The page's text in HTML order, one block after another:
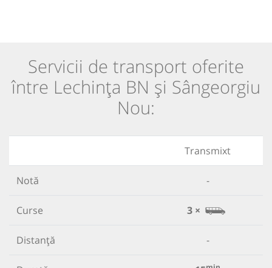
Servicii de transport oferite
între Lechința BN și Sângeorgiu
Nou:
Transmixt
Notă -
Curse 3 ×
Distanță -